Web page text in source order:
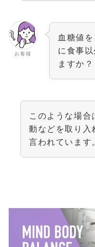
お客様
血糖値
に食事
ますか？
このような場合
動などを取り入
言われています